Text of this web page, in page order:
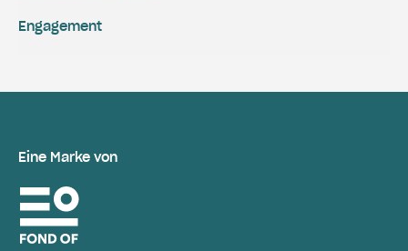
Engagement
Eine Marke von